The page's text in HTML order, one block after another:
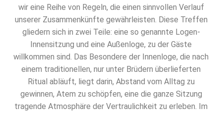
wir eine Reihe von Regeln, die einen sinnvollen Verlauf
unserer Zusammenkünfte gewährleisten. Diese Treffen
gliedern sich in zwei Teile: eine so genannte Logen-
Innensitzung und eine Außenloge, zu der Gäste
willkommen sind. Das Besondere der Innenloge, die nach
einem traditionellen, nur unter Brüdern überlieferten
Ritual abläuft, liegt darin, Abstand vom Alltag zu
gewinnen, Atem zu schöpfen, eine die ganze Sitzung
tragende Atmosphäre der Vertraulichkeit zu erleben. Im